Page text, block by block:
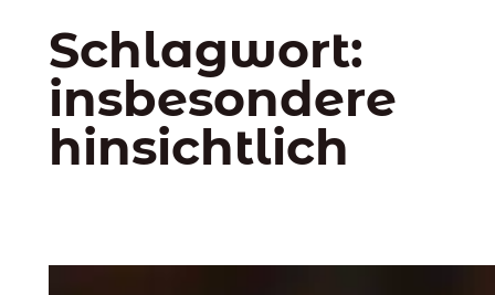
Schlagwort:
insbesondere
hinsichtlich